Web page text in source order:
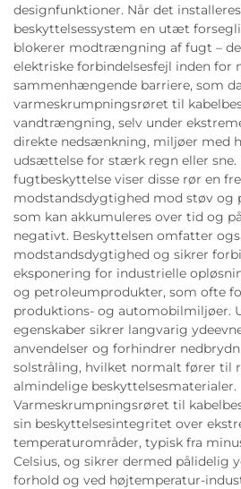
designfunktioner. Når det
beskyttelsessystem en utæt
blokerer modtrængning af fugt –
elektriske forbindelsesfejl inden for
sammenhængende barriere, som
varmeskrumpningsrøret til
vandtrængning, selv under
direkte nedsænkning, miljøer med
udsættelse for stærk regn eller sne.
fugtbeskyttelse viser disse rør en
modstandsdygtighed mod støv og
som kan akkumuleres over tid og
negativt. Beskyttelsen omfatter
modstandsdygtighed og sikrer
eksponering for industrielle
og petroleumprodukter, som ofte
produktions- og automobilmiljøer.
egenskaber sikrer langvarig
anvendelser og forhindrer
solstråling, hvilket normalt fører til
almindelige beskyttelsesmaterialer.
Varmeskrumpningsrøret til
sin beskyttelsesintegritet over
temperaturområder, typisk fra
Celsius, og sikrer dermed pålidelig
forhold og ved højtemperatur-